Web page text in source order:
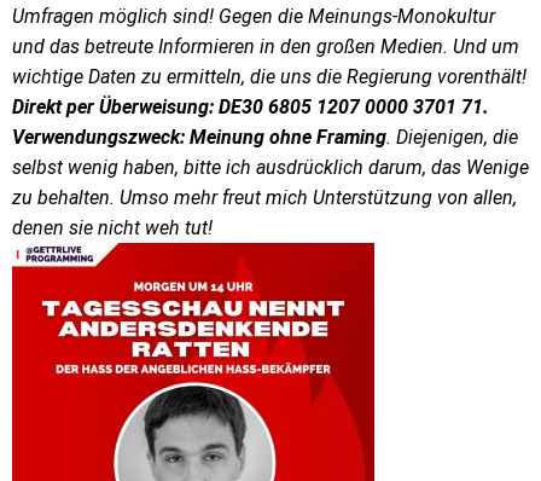
Umfragen möglich sind! Gegen die Meinungs-Monokultur
und das betreute Informieren in den großen Medien. Und um
wichtige Daten zu ermitteln, die uns die Regierung vorenthält!
Direkt per Überweisung: DE30 6805 1207 0000 3701 71.
Verwendungszweck: Meinung ohne Framing. Diejenigen, die
selbst wenig haben, bitte ich ausdrücklich darum, das Wenige
zu behalten. Umso mehr freut mich Unterstützung von allen,
denen sie nicht weh tut!